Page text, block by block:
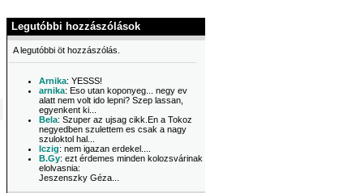
Legutóbbi hozzászólások
A legutóbbi öt hozzászólás.
Arnika: YESSS!
arnika: Eso utan koponyeg... negy ev
alatt nem volt ido lepni? Szep lassan,
egyenkent ki...
Bela: Szuper az ujsag cikk.En a Tokoz
negyedben szulettem es csak a nagy
szuloktol hal...
Iczig: nem igazan erdekel....
B.Gy: ezt érdemes minden kolozsvárinak
elolvasnia:
Jeszenszky Géza...